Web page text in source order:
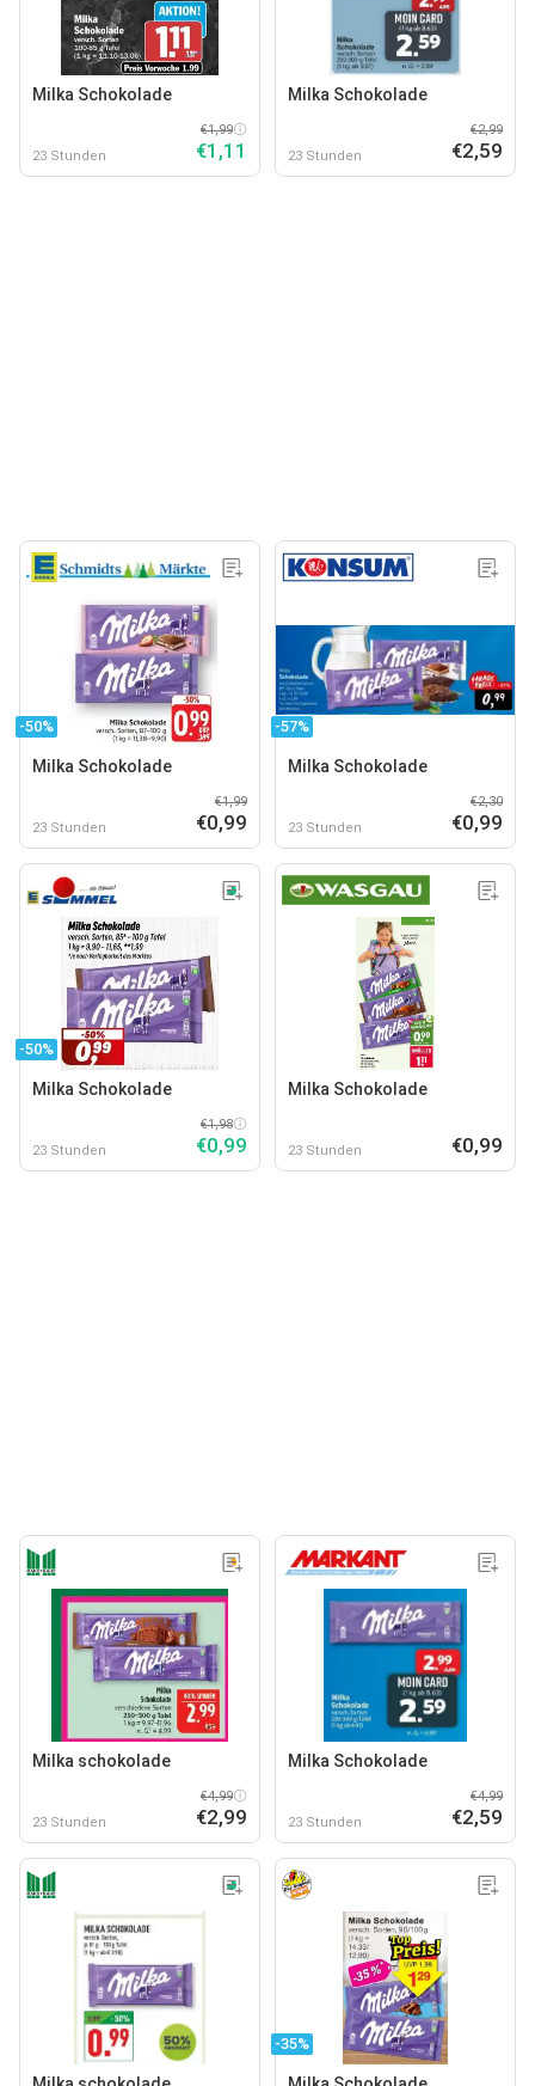
Milka Schokolade
23 Stunden
€1,99
€1,11
Milka Schokolade
23 Stunden
€2,99
€2,59
-50%
Milka Schokolade
23 Stunden
€1,99
€0,99
-57%
Milka Schokolade
23 Stunden
€2,30
€0,99
-50%
Milka Schokolade
23 Stunden
€1,98
€0,99
Milka Schokolade
23 Stunden €0,99
Milka schokolade
23 Stunden
€4,99
€2,99
Milka Schokolade
23 Stunden
€4,99
€2,59
-35%